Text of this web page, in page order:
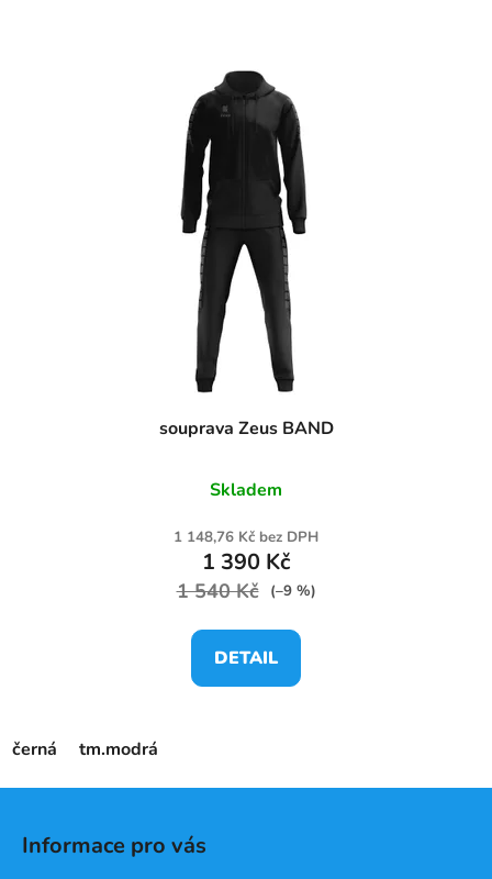
souprava Zeus BAND
Skladem
1 148,76 Kč bez DPH
1 390 Kč
1 540 Kč (–9 %)
DETAIL
černá tm.modrá
Informace pro vás